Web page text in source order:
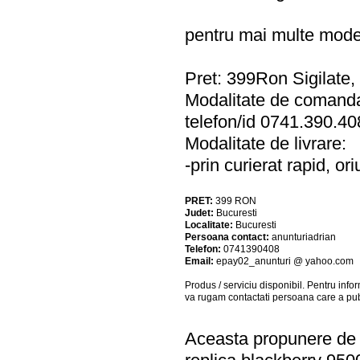
pentru mai multe
Pret: 399Ron
Modalitate de
telefon/id
Modalitate de livrare:
-prin curierat rapid,
PRET: 399 RON
Judet: Bucuresti
Localitate: Bucuresti
Persoana contact: anunturiadrian
Telefon: 0741390408
Email: epay02_anunturi @ yahoo.com
Produs / serviciu disponibil . Pentru
va rugam contactati persoana care a
Aceasta propunere